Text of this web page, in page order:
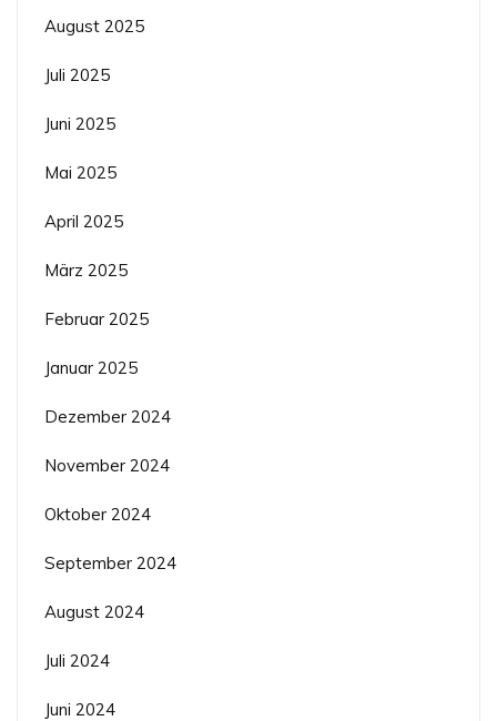
August 2025
Juli 2025
Juni 2025
Mai 2025
April 2025
März 2025
Februar 2025
Januar 2025
Dezember 2024
November 2024
Oktober 2024
September 2024
August 2024
Juli 2024
Juni 2024